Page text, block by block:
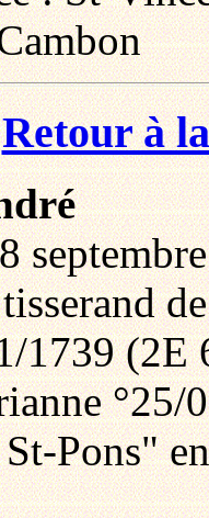
Retour à
1739 (2E
°25/
Pons"